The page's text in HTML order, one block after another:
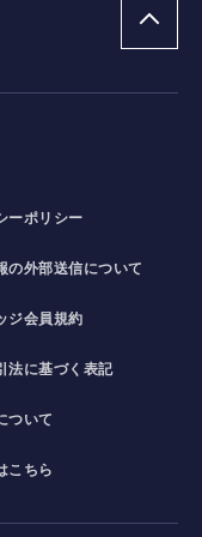
ーポリシー
の外部送信について
ジ会員規約
法に基づく表記
ついて
こちら